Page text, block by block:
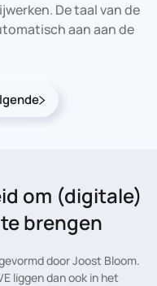
De taal van de
aan aan de
om (digitale)
brengen
door Joost Bloom.
liggen dan ook in het